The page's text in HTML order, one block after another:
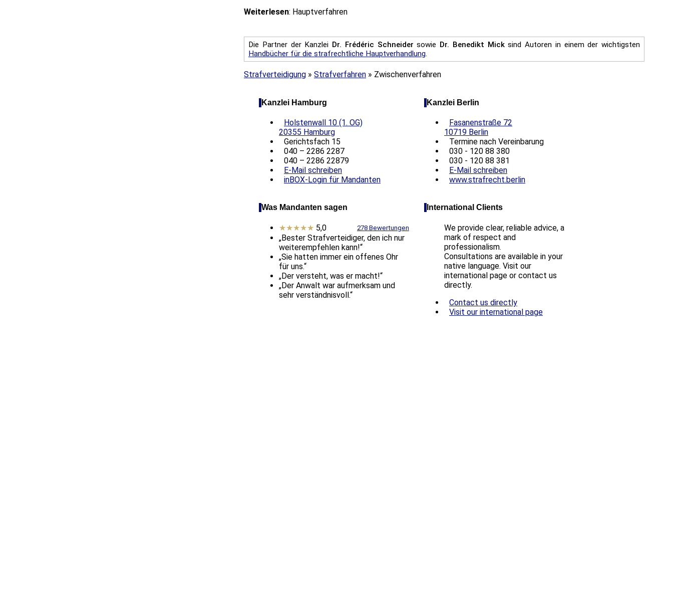
Weiterlesen: Hauptverfahren
Die Partner der Kanzlei Dr. Frédéric Schneider sowie Dr. Benedikt Micksind Autoren in einem der wichtigsten
Handbücher für die strafrechtliche Hauptverhandlung.
Strafverteidigung » Strafverfahren » Zwischenverfahren
Kanzlei Hamburg
Holstenwall 10 (1. OG)
20355 Hamburg
Gerichtsfach 15
040 – 2286 2287
040 – 2286 22879
E-Mail schreiben
inBOX-Login für Mandanten
Kanzlei Berlin
Fasanenstraße 72
10719 Berlin
Termine nach Vereinbarung
030 - 120 88 380
030 - 120 88 381
E-Mail schreiben
www.strafrecht.berlin
Was Mandanten sagen
★★★★★ 5,0 278 Bewertungen
„Bester Strafverteidiger, den ich nur
weiterempfehlen kann!“
„Sie hatten immer ein offenes Ohr
für uns.“
„Der versteht, was er macht!“
„Der Anwalt war aufmerksam und
sehr verständnisvoll.“
International Clients
We provide clear, reliable advice, a
mark of respect and
professionalism.
Consultations are available in your
native language. Visit our
international page or contact us
directly.
Contact us directly
Visit our international page